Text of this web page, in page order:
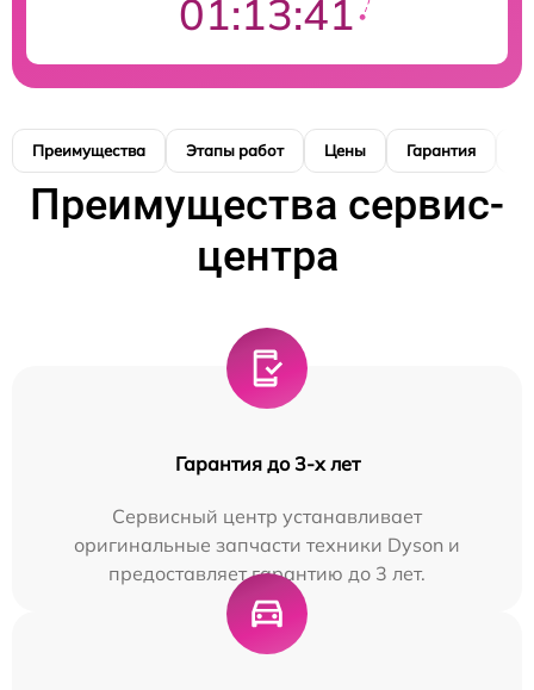
01:13:40
Преимущества Этапы работ Цены Гарантия
Преимущества сервис-
центра
Гарантия до 3-х лет
Сервисный центр устанавливает
оригинальные запчасти техники Dyson и
предоставляет гарантию до 3 лет.